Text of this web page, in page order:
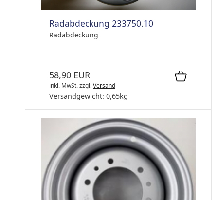
Radabdeckung 233750.10
Radabdeckung
58,90 EUR
inkl. MwSt.zzgl.Versand
Versandgewicht: 0,65kg